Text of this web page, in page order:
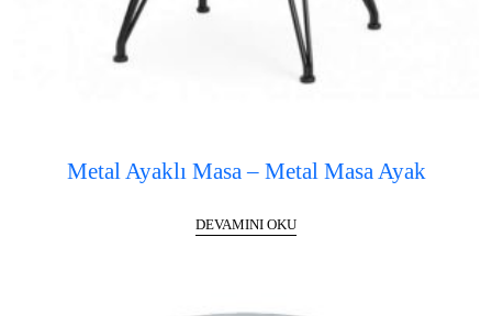
Metal Ayaklı Masa – Metal Masa Ayak
DEVAMINI OKU